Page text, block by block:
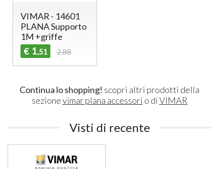
VIMAR - 14601
PLANA Supporto
1M +griffe
€ 1,51 2,88
Continua lo shopping! scopri altri prodotti della
sezionevimar plana accessori o di VIMAR
Visti di recente